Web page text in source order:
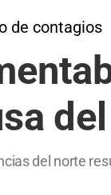
de contagios
del norte